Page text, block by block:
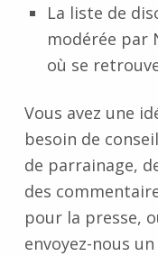
La liste de
modérée par
où se
Vous avez une
besoin de
de parrainage,
des
pour la presse,
envoyez-nous